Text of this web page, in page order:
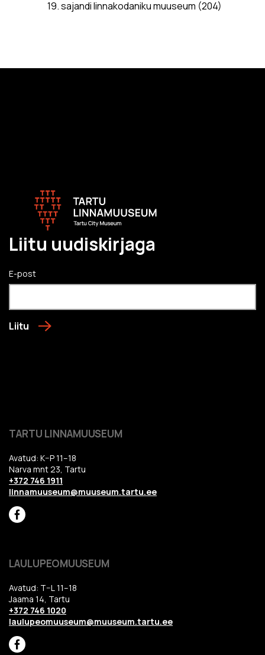
19. sajandi linnakodaniku muuseum (204)
Liitu uudiskirjaga
E-post
Liitu
TARTU LINNAMUUSEUM
Avatud: K–P 11–18
Narva mnt 23, Tartu
+372 746 1911
linnamuuseum@muuseum.tartu.ee
LAULUPEOMUUSEUM
Avatud: T–L 11–18
Jaama 14, Tartu
+372 746 1020
laulupeomuuseum@muuseum.tartu.ee